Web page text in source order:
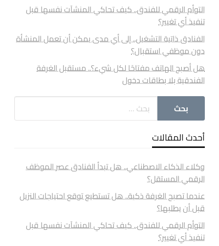
التوأم الرقمي للفندق.. كيف تحاكي المنشآت نفسها قبل
تنفيذ أي تغيير؟
الفنادق ذاتية التشغيل.. إلى أي مدى يمكن أن تعمل المنشأة
دون موظفي استقبال؟
هل أصبح الهاتف مفتاحًا لكل شيء؟.. مستقبل الغرفة
الفندقية بلا بطاقات دخول
أحدث المقالات
وكلاء الذكاء الاصطناعي.. هل تبدأ الفنادق عصر الموظف
الرقمي المستقل؟
عندما تصبح الغرفة ذكية.. هل تستطيع توقع احتياجات النزيل
قبل أن يطلبها؟
التوأم الرقمي للفندق.. كيف تحاكي المنشآت نفسها قبل
تنفيذ أي تغيير؟